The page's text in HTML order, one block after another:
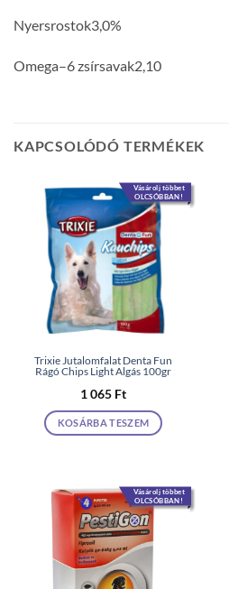
Nyersrostok3,0%
Omega–6 zsírsavak2,10
KAPCSOLÓDÓ TERMÉKEK
Vásárolj többet
OLCSÓBBAN!
Trixie Jutalomfalat Denta Fun
Rágó Chips Light Algás 100gr
1 065 Ft
KOSÁRBA TESZEM
Vásárolj többet
OLCSÓBBAN!